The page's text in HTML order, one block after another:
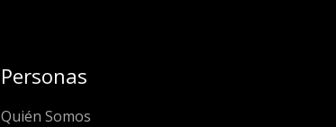
Personas
Quién Somos